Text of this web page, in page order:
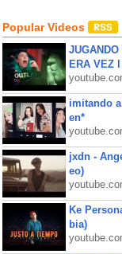
Popular Videos
JUGANDO
ERA VEZ
imitando
en*
jxdn -
eo)
Ke
bia)